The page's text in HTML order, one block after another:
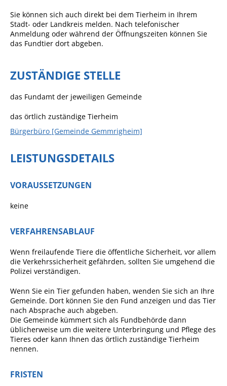
Sportstätten
Veranstaltungsgebäude
Bauhof
Kläranlage
Wärmeplanung
Wirtschaft + Handel
RATHAUS
Öffnungszeiten
Kontakt
Sie können sich auch direkt bei dem Tierheim in Ihrem
Stadt- oder Landkreis melden. Nach telefonischer
Anmeldung oder während der Öffnungszeiten können Sie
das Fundtier dort abgeben.
ZUSTÄNDIGE STELLE
das Fundamt der jeweiligen Gemeinde
das örtlich zuständige Tierheim
Bürgerbüro [Gemeinde Gemmrigheim]
LEISTUNGSDETAILS
VORAUSSETZUNGEN
keine
VERFAHRENSABLAUF
Wenn freilaufende Tiere die öffentliche Sicherheit, vor allem
die Verkehrssicherheit gefährden, sollten Sie umgehend die
Polizei verständigen.
Wenn Sie ein Tier gefunden haben, wenden Sie sich an Ihre
Gemeinde. Dort können Sie den Fund anzeigen und das Tier
nach Absprache auch abgeben.
Die Gemeinde kümmert sich als Fundbehörde dann
üblicherweise um die weitere Unterbringung und Pflege des
Tieres oder kann Ihnen das örtlich zuständige Tierheim
nennen.
FRISTEN